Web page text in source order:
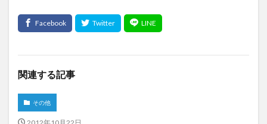
関連する記事
その他